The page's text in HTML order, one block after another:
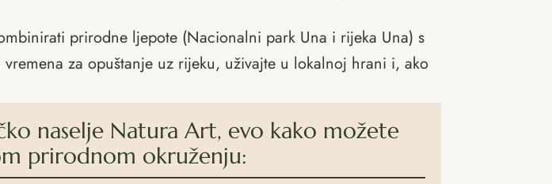
prirodne ljepote (Nacionalni park Una i rijeka Una) s
za opuštanje uz rijeku, uživajte u lokalnoj hrani i, ako
naselje Natura Art, evo kako možete
prirodnom okruženju: